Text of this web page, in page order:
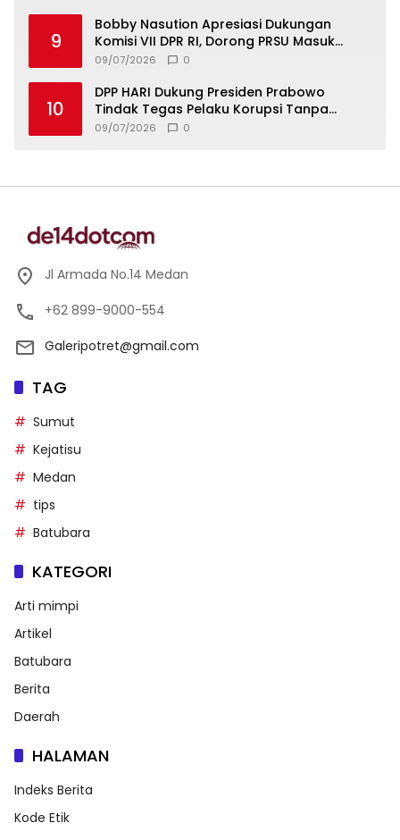
9
Bobby Nasution Apresiasi Dukungan
Komisi VII DPR RI, Dorong PRSU Masuk
Kalender Event Nasional
09/07/2026 0
10
DPP HARI Dukung Presiden Prabowo
Tindak Tegas Pelaku Korupsi Tanpa
Tebang Pilih
09/07/2026 0
Jl Armada No.14 Medan
+62 899-9000-554
Galeripotret@gmail.com
TAG
Sumut
Kejatisu
Medan
tips
Batubara
KATEGORI
Arti mimpi
Artikel
Batubara
Berita
Daerah
HALAMAN
Indeks Berita
Kode Etik